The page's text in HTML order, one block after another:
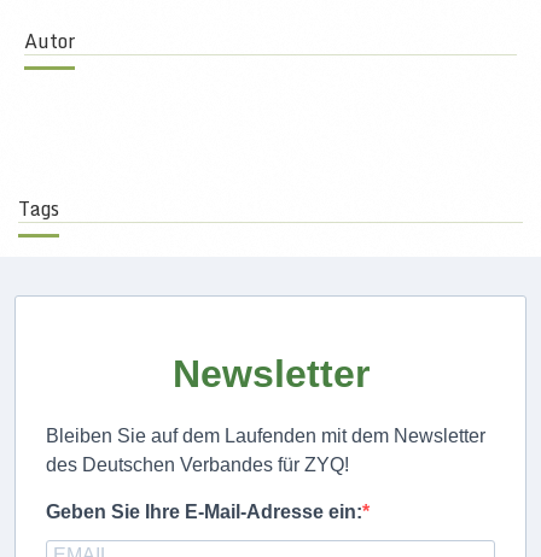
Autor
Tags
Newsletter
Bleiben Sie auf dem Laufenden mit dem Newsletter
des Deutschen Verbandes für ZYQ!
Geben Sie Ihre E-Mail-Adresse ein: